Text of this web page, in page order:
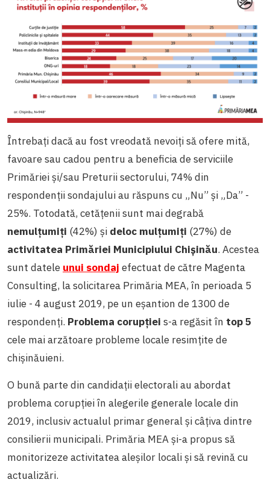
Întrebați dacă au fost vreodată nevoiți să ofere mită,
favoare sau cadou pentru a beneficia de serviciile
Primăriei și/sau Preturii sectorului, 74% din
respondenții sondajului au răspuns cu „Nu” și „Da” -
25%. Totodată, cetățenii sunt mai degrabă
nemulțumiți (42%) și deloc mulțumiți (27%) de
activitatea Primăriei Municipiului Chișinău. Acestea
sunt datele unui sondaj efectuat de către Magenta
Consulting, la solicitarea Primăria MEA, în perioada 5
iulie - 4 august 2019, pe un eșantion de 1300 de
respondenți. Problema corupției s-a regăsit în top 5
cele mai arzătoare probleme locale resimțite de
chișinăuieni.
O bună parte din candidații electorali au abordat
problema corupției în alegerile generale locale din
2019, inclusiv actualul primar general și câțiva dintre
consilierii municipali. Primăria MEA și-a propus să
monitorizeze activitatea aleșilor locali și să revină cu
actualizări.